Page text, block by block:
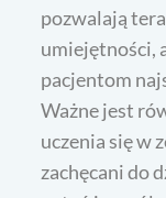
pozwalają
umiejętności,
pacjentom
Ważne jest
uczenia się w
zachęcani do